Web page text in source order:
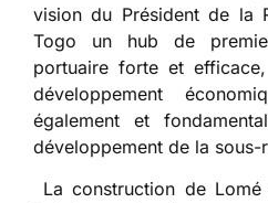
vision du Président de la
Togo un hub de
portuaire forte et
développement
également et
développement de la sous-
La construction de